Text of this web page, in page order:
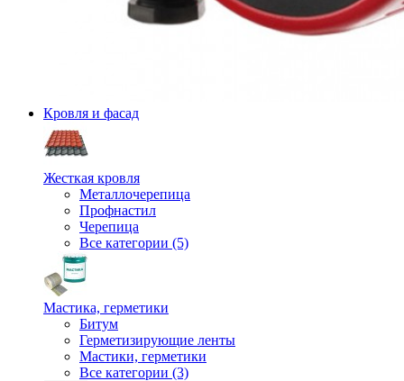
Кровля и фасад
Жесткая кровля
Металлочерепица
Профнастил
Черепица
Все категории (5)
Мастика, герметики
Битум
Герметизирующие ленты
Мастики, герметики
Все категории (3)